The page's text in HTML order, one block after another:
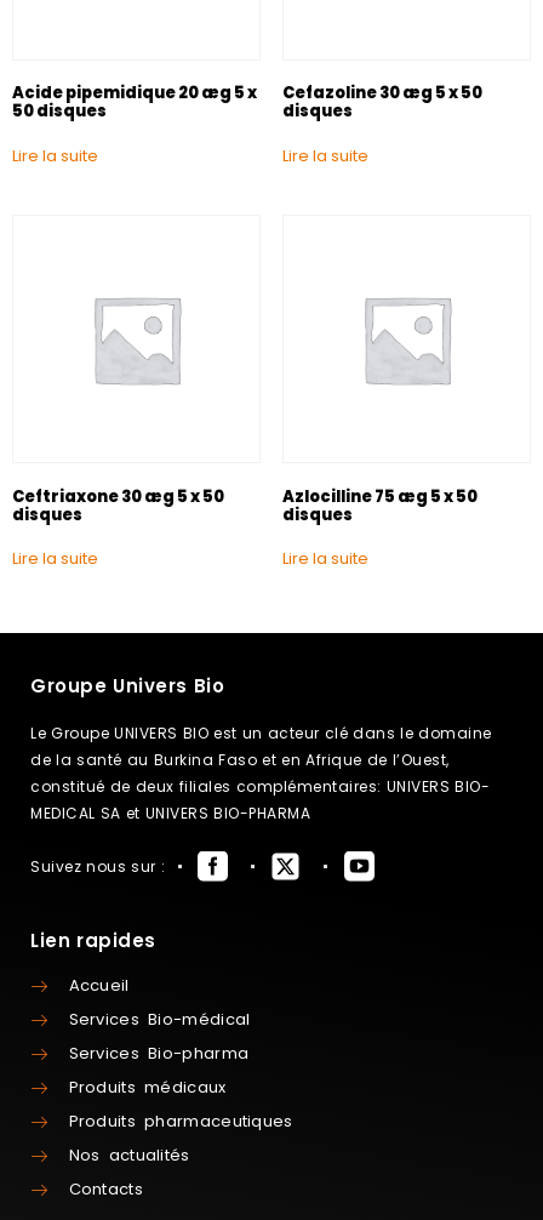
Acide pipemidique 20 æg 5 x
50 disques
Lire la suite
Cefazoline 30 æg 5 x 50
disques
Lire la suite
Ceftriaxone 30 æg 5 x 50
disques
Lire la suite
Azlocilline 75 æg 5 x 50
disques
Lire la suite
Groupe Univers Bio
Le Groupe UNIVERS BIO est un acteur clé dans le domaine
de la santé au Burkina Faso et en Afrique de l’Ouest,
constitué de deux filiales complémentaires: UNIVERS BIO-
MEDICAL SA et UNIVERS BIO-PHARMA
Suivez nous sur :
Lien rapides
Accueil
Services Bio-médical
Services Bio-pharma
Produits médicaux
Produits pharmaceutiques
Nos actualités
Contacts